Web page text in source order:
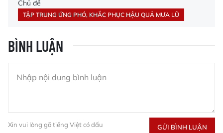
Chủ đề
TẬP TRUNG ỨNG PHÓ, KHẮC PHỤC HẬU QUẢ MƯA LŨ
BÌNH LUẬN
Xin vui lòng gõ tiếng Việt có dấu GỬI BÌNH LUẬN